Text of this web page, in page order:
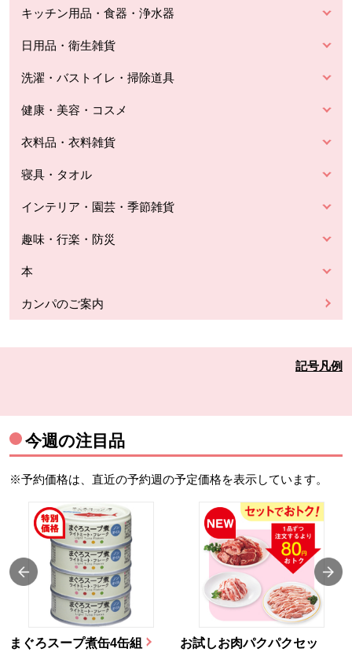
キッチン用品・食器・浄水器
日用品・衛生雑貨
洗濯・バストイレ・掃除道具
健康・美容・コスメ
衣料品・衣料雑貨
寝具・タオル
インテリア・園芸・季節雑貨
趣味・行楽・防災
本
カンパのご案内
記号凡例
今週の注目品
※予約価格は、直近の予約週の予定価格を表示しています。
まぐろスープ煮缶4缶組
お試しお肉パクパクセッ